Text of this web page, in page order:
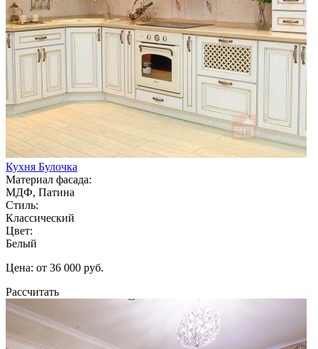
Кухня Булочка
Материал фасада:
МДФ, Патина
Стиль:
Классический
Цвет:
Белый
Цена: от 36 000 руб.
Рассчитать